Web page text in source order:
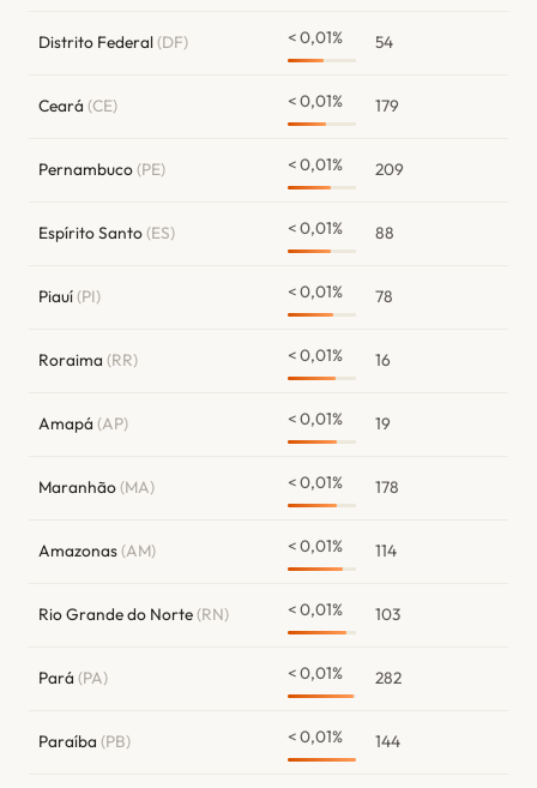
Distrito Federal(DF) < 0,01% 54
Ceará (CE) < 0,01% 179
Pernambuco(PE) < 0,01% 209
Espírito Santo(ES) < 0,01% 88
Piauí(PI) < 0,01% 78
Roraima (RR) < 0,01% 16
Amapá (AP) < 0,01% 19
Maranhão(MA) < 0,01% 178
Amazonas(AM) < 0,01% 114
Rio Grande do Norte(RN) < 0,01% 103
Pará (PA) < 0,01% 282
Paraíba (PB) < 0,01% 144